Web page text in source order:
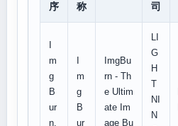
序
称
司
m
g
B
ur
n.
m
g
B
ur
ImgBu
rn - Th
e Ultim
ate Im
age Bu
LI
G
H
T
NI
N